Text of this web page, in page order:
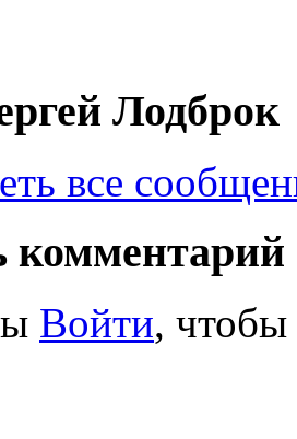
Лодброк
все
комментарий
Войти, чтобы